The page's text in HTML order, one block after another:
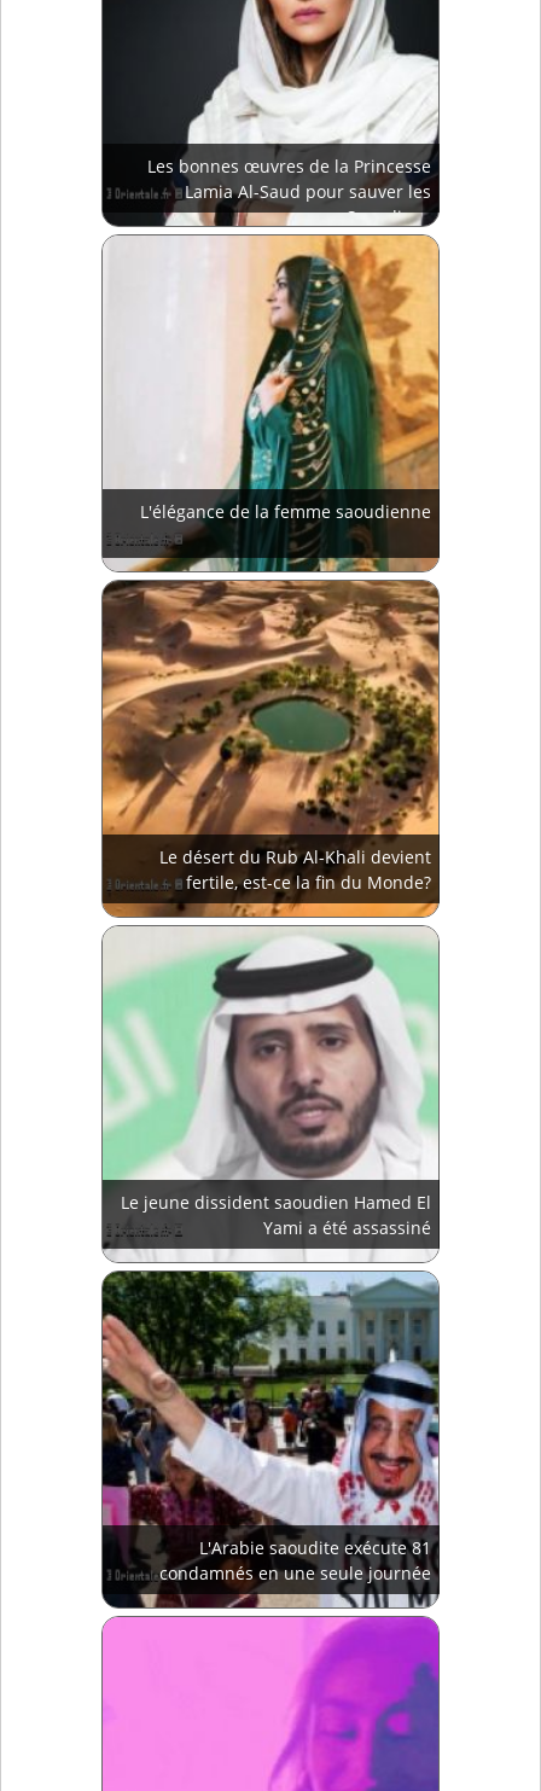
Les bonnes œuvres de la Princesse
Lamia Al-Saud pour sauver les
Saoudiens
L'élégance de la femme saoudienne
Le désert du Rub Al-Khali devient
fertile, est-ce la fin du Monde?
Le jeune dissident saoudien Hamed El
Yami a été assassiné
L'Arabie saoudite exécute 81
condamnés en une seule journée